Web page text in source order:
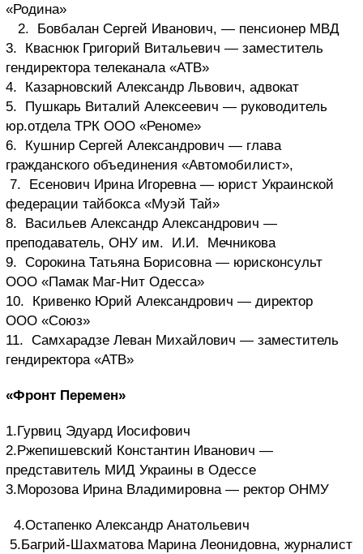
«Родина»
2. Бовбалан Сергей Иванович, — пенсионер МВД
3. Кваснюк Григорий Витальевич — заместитель
гендиректора телеканала «АТВ»
4. Казарновский Александр Львович, адвокат
5. Пушкарь Виталий Алексеевич — руководитель
юр.отдела ТРК ООО «Реноме»
6. Кушнир Сергей Александрович — глава
гражданского объединения «Автомобилист»,
7. Есенович Ирина Игоревна — юрист Украинской
федерации тайбокса «Муэй Тай»
8. Васильев Александр Александрович —
преподаватель, ОНУ им. И.И. Мечникова
9. Сорокина Татьяна Борисовна — юрисконсульт
ООО «Памак Маг-Нит Одесса»
10. Кривенко Юрий Александрович — директор
ООО «Союз»
11. Самхарадзе Леван Михайлович — заместитель
гендиректора «АТВ»
«Фронт Перемен»
1.Гурвиц Эдуард Иосифович
2.Ржепишевский Константин Иванович —
представитель МИД Украины в Одессе
3.Морозова Ирина Владимировна — ректор ОНМУ
4.Остапенко Александр Анатольевич
5.Багрий-Шахматова Марина Леонидовна, журналист